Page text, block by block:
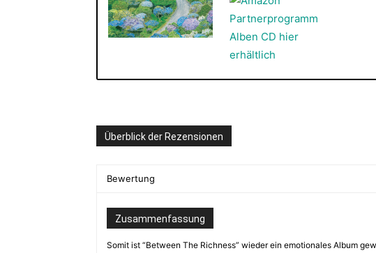
Überblick der Rezensionen
Bewertung
Zusammenfassung
Somit ist “Between The Richness” wieder ein emotionales Album